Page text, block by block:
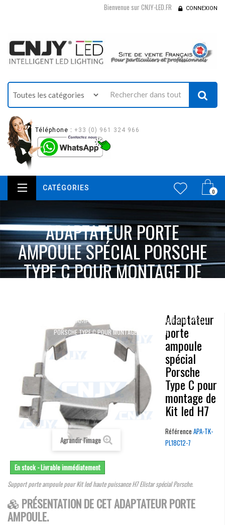
Bienvenue sur CNJY-LED.FR CONNEXION
Téléphone : +33 (0) 961 324 966
0
CATÉGORIES
ADAPTATEUR PORTE
AMPOULE SPÉCIAL PORSCHE
TYPE C POUR MONTAGE DE
ADAPTATEUR PORTE AMPOULE
ADAPTATEUR PORTE AMPOULE SPÉCIAL
PORSCHE TYPE C POUR MONTAGE DE KIT LED H7
Agrandir l'image
Adaptateur
porte
ampoule
spécial
Porsche
Type C pour
montage de
Kit led H7
Référence APA-TK-
PL18C12-7
En stock - Livrable immédiatement
Support porte ampoule pour Kit led haute puissance H7 Elistar spécial Porsche.
PRÉSENTATION DE CET ADAPTATEUR PORTE
AMPOULE.